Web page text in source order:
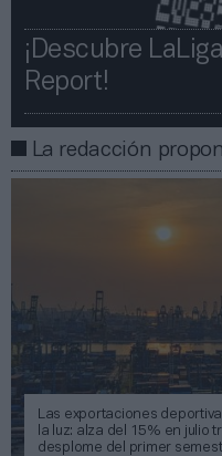
¡Descubre
Report!​​
La redacción
Las exportaciones
la luz: alza del 15% en julio
desplome del primer